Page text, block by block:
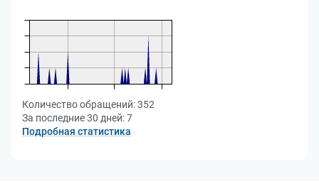
Количество обращений:352
За последние 30 дней:7
Подробная статистика